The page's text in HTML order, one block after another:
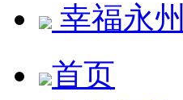
幸福永州
首页